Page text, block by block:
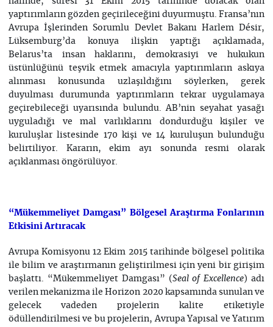
yaptırımların gözden geçirileceğini duyurmuştu. Fransa’nın
Avrupa İşlerinden Sorumlu Devlet Bakanı Harlem Désir,
Lüksemburg’da konuya ilişkin yaptığı açıklamada,
Belarus’ta insan haklarını, demokrasiyi ve hukukun
üstünlüğünü teşvik etmek amacıyla yaptırımların askıya
alınması konusunda uzlaşıldığını söylerken, gerek
duyulması durumunda yaptırımların tekrar uygulamaya
geçirebileceği uyarısında bulundu. AB’nin seyahat yasağı
uyguladığı ve mal varlıklarını dondurduğu kişiler ve
kuruluşlar listesinde 170 kişi ve 14 kuruluşun bulunduğu
belirtiliyor. Kararın, ekim ayı sonunda resmi olarak
açıklanması öngörülüyor.
“Mükemmeliyet Damgası” Bölgesel Araştırma Fonlarının
Etkisini Artıracak
Avrupa Komisyonu 12 Ekim 2015 tarihinde bölgesel politika
ile bilim ve araştırmanın geliştirilmesi için yeni bir girişim
başlattı. “Mükemmeliyet Damgası” (Seal of Excellence) adı
verilen mekanizma ile Horizon 2020 kapsamında sunulan ve
gelecek vadeden projelerin kalite etiketiyle
ödüllendirilmesi ve bu projelerin, Avrupa Yapısal ve Yatırım